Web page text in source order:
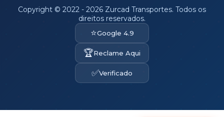
Copyright © 2022 - 2026 Zurcad Transportes. Todos os
direitos reservados.
⭐Google 4.9
🏆Reclame Aqui
✅Verificado